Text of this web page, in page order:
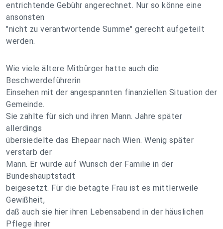
entrichtende Gebühr angerechnet. Nur so könne eine
ansonsten
"nicht zu verantwortende Summe" gerecht aufgeteilt
werden.
Wie viele ältere Mitbürger hatte auch die
Beschwerdeführerin
Einsehen mit der angespannten finanziellen Situation der
Gemeinde.
Sie zahlte für sich und ihren Mann. Jahre später
allerdings
übersiedelte das Ehepaar nach Wien. Wenig später
verstarb der
Mann. Er wurde auf Wunsch der Familie in der
Bundeshauptstadt
beigesetzt. Für die betagte Frau ist es mittlerweile
Gewißheit,
daß auch sie hier ihren Lebensabend in der häuslichen
Pflege ihrer